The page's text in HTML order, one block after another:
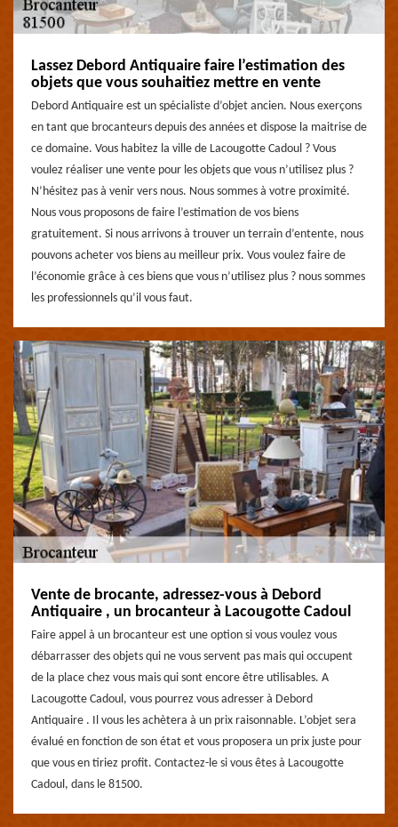
Lassez Debord Antiquaire faire l’estimation des
objets que vous souhaitiez mettre en vente
Debord Antiquaire est un spécialiste d’objet ancien. Nous exerçons
en tant que brocanteurs depuis des années et dispose la maitrise de
ce domaine. Vous habitez la ville de Lacougotte Cadoul ? Vous
voulez réaliser une vente pour les objets que vous n’utilisez plus ?
N’hésitez pas à venir vers nous. Nous sommes à votre proximité.
Nous vous proposons de faire l’estimation de vos biens
gratuitement. Si nous arrivons à trouver un terrain d’entente, nous
pouvons acheter vos biens au meilleur prix. Vous voulez faire de
l’économie grâce à ces biens que vous n’utilisez plus ? nous sommes
les professionnels qu’il vous faut.
Vente de brocante, adressez-vous à Debord
Antiquaire , un brocanteur à Lacougotte Cadoul
Faire appel à un brocanteur est une option si vous voulez vous
débarrasser des objets qui ne vous servent pas mais qui occupent
de la place chez vous mais qui sont encore être utilisables. A
Lacougotte Cadoul, vous pourrez vous adresser à Debord
Antiquaire . Il vous les achètera à un prix raisonnable. L’objet sera
évalué en fonction de son état et vous proposera un prix juste pour
que vous en tiriez profit. Contactez-le si vous êtes à Lacougotte
Cadoul, dans le 81500.